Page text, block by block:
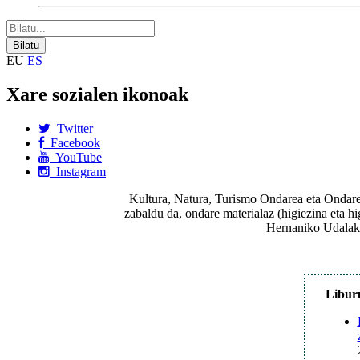
EU ES
Xare sozialen ikonoak
Twitter
Facebook
YouTube
Instagram
Kultura, Natura, Turismo Ondarea eta
zabaldu da, ondare materialaz (higiezina eta
Hernaniko